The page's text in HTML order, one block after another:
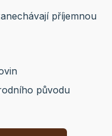
příjemnou
původu